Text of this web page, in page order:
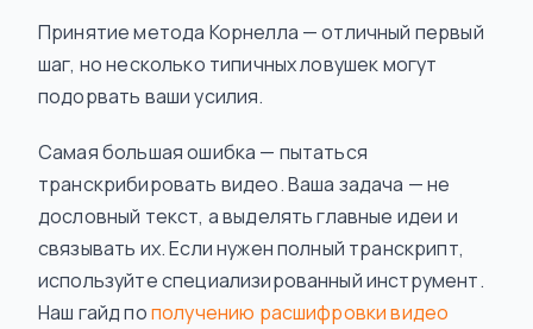
Принятие метода Корнелла — отличный первый
шаг, но несколько типичных ловушек могут
подорвать ваши усилия.
Самая большая ошибка — пытаться
транскрибировать видео. Ваша задача — не
дословный текст, а выделять главные идеи и
связывать их. Если нужен полный транскрипт,
используйте специализированный инструмент.
Наш гайд пополучению расшифровки видео